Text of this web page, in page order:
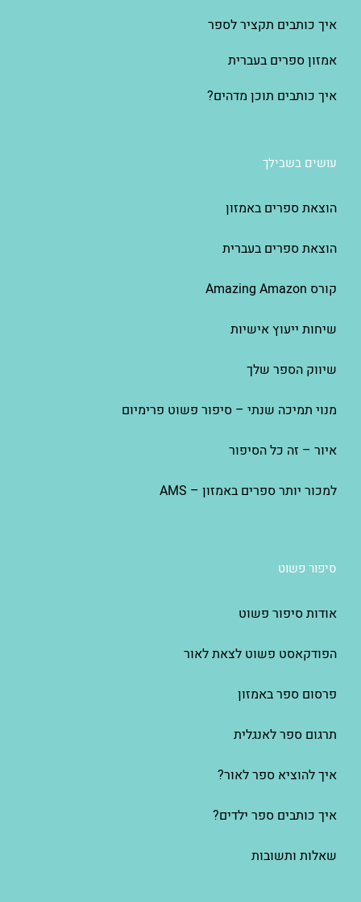
סיפור פשוט
אודות סיפור פשוט
הפודקאסט פשוט לצאת לאור
פרסום ספר באמזון
תרגום ספר לאנגלית
איך להוציא ספר לאור?
איך כותבים ספר ילדים?
שאלות ותשובות
עושים בשבילך
הוצאת ספרים באמזון
הוצאת ספרים בעברית
קורס Amazing Amazon
שיחות ייעוץ אישיות
שיווק הספר שלך
מנוי תמיכה שנתי – סיפור פשוט פרימיום
איור – זה כל הסיפור
למכור יותר ספרים באמזון – AMS
איך כותבים תקציר לספר
אמזון ספרים בעברית
איך כותבים תוכן מדהים?